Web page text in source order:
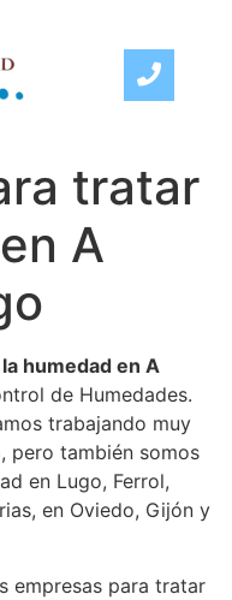
tratar
A
humedad en A
de Humedades.
trabajando muy
pero también somos
en Lugo, Ferrol,
en Oviedo, Gijón y
empresas para tratar